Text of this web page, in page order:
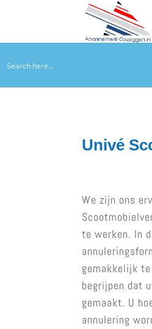
Univé
We zijn ons
te werken. In
gemakkelijk
begrijpen dat
gemaakt. U
annulering